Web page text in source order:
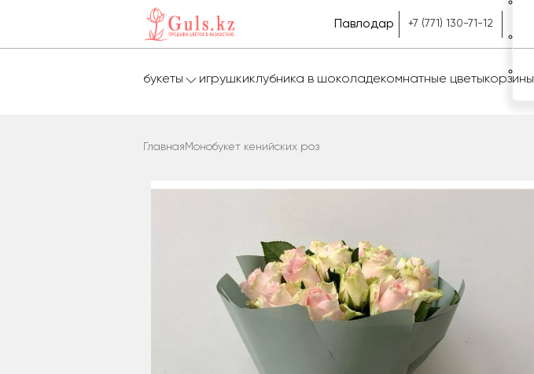
Павлодар +7 (771) 130-71-12
букеты игрушкиклубника в шоколадекомнатные цветыкорзины
Главная Монобукет кенийских роз